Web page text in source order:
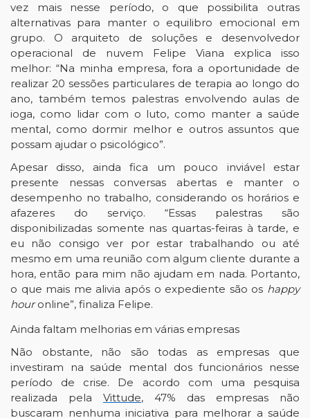
vez mais nesse período, o que possibilita outras
alternativas para manter o equilibro emocional em
grupo. O arquiteto de soluções e desenvolvedor
operacional de nuvem Felipe Viana explica isso
melhor: “Na minha empresa, fora a oportunidade de
realizar 20 sessões particulares de terapia ao longo do
ano, também temos palestras envolvendo aulas de
ioga, como lidar com o luto, como manter a saúde
mental, como dormir melhor e outros assuntos que
possam ajudar o psicológico”.
Apesar disso, ainda fica um pouco inviável estar
presente nessas conversas abertas e manter o
desempenho no trabalho, considerando os horários e
afazeres do serviço. “Essas palestras são
disponibilizadas somente nas quartas-feiras à tarde, e
eu não consigo ver por estar trabalhando ou até
mesmo em uma reunião com algum cliente durante a
hora, então para mim não ajudam em nada. Portanto,
o que mais me alivia após o expediente são os happy
houronline”, finaliza Felipe.
Ainda faltam melhorias em várias empresas
Não obstante, não são todas as empresas que
investiram na saúde mental dos funcionários nesse
período de crise. De acordo com uma pesquisa
realizada pela Vittude, 47% das empresas não
buscaram nenhuma iniciativa para melhorar a saúde